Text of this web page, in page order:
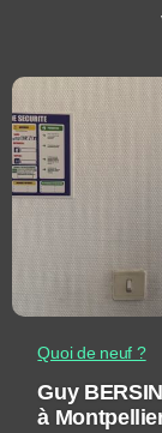
Quoi de neuf ?
Guy
à